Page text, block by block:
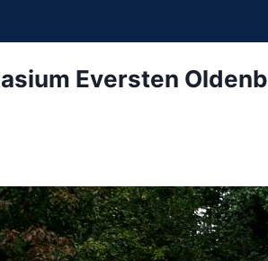
Eversten